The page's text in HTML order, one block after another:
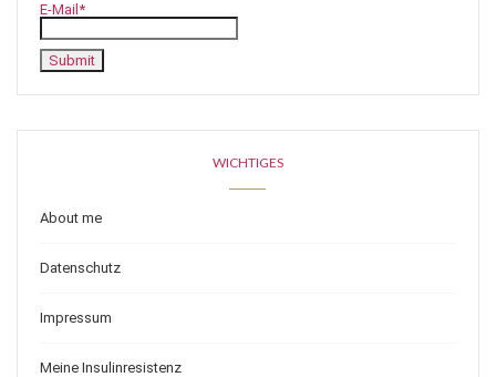
E-Mail*
WICHTIGES
About me
Datenschutz
Impressum
Meine Insulinresistenz